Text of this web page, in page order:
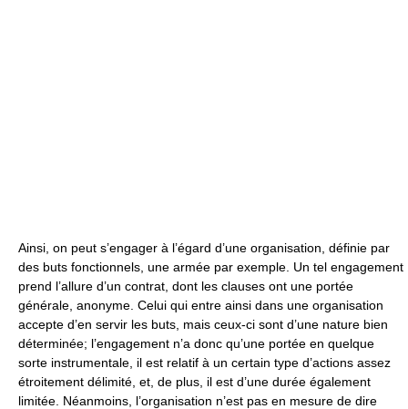
Ainsi, on peut s’engager à l’égard d’une organisation, définie par
des buts fonctionnels, une armée par exemple. Un tel engagement
prend l’allure d’un contrat, dont les clauses ont une portée
générale, anonyme. Celui qui entre ainsi dans une organisation
accepte d’en servir les buts, mais ceux-ci sont d’une nature bien
déterminée; l’engagement n’a donc qu’une portée en quelque
sorte instrumentale, il est relatif à un certain type d’actions assez
étroitement délimité, et, de plus, il est d’une durée également
limitée. Néanmoins, l’organisation n’est pas en mesure de dire